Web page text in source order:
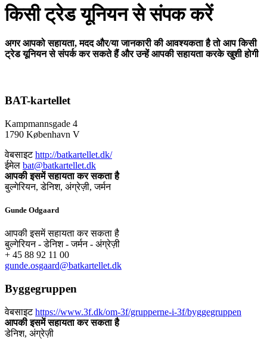
किसी ट्रेड यूनियन से संपक करें
अगर आपको सहायता, मदद और/या जानकारी की आवश्यकता है तो आप किसी
ट्रेड यूनियन से संपर्क कर सकते हैं और उन्हें आपकी सहायता करके खुशी होगी
BAT-kartellet
Kampmannsgade 4
1790 København V
वेबसाइटhttp://batkartellet.dk/
ईमेल bat@batkartellet.dk
आपकी इसमें सहायता कर सकता है
बुल्गेरियन, डेनिश, अंग्रेज़ी, जर्मन
Gunde Odgaard
आपकी इसमें सहायता कर सकता है
बुल्गेरियन - डेनिश - जर्मन - अंग्रेज़ी
+ 45 88 92 11 00
gunde.osgaard@batkartellet.dk
Byggegruppen
वेबसाइटhttps://www.3f.dk/om-3f/grupperne-i-3f/byggegruppen
आपकी इसमें सहायता कर सकता है
डेनिश, अंग्रेज़ी